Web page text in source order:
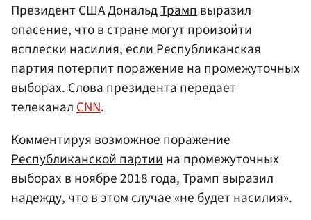
Президент США ДональдТрампвыразил
опасение, что в стране могут произойти
всплески насилия, если Республиканская
партия потерпит поражение на промежуточных
выборах. Слова президента передает
телеканалCNN.
Комментируя возможное поражение
Республиканской партиина промежуточных
выборах в ноябре 2018 года, Трамп выразил
надежду, что в этом случае «не будет насилия».